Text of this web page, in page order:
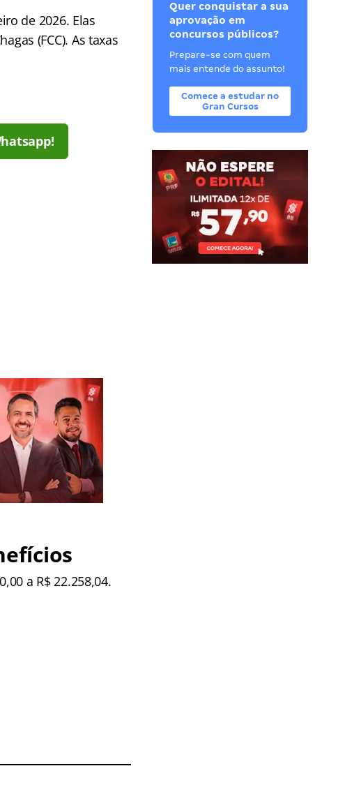
de 2026. Elas
(FCC). As taxas
a R$ 22.258,04.
Quer conquistar a sua
aprovação em
concursos públicos?
Prepare-se com quem
mais entende do assunto!
Comece a estudar no
Gran Cursos